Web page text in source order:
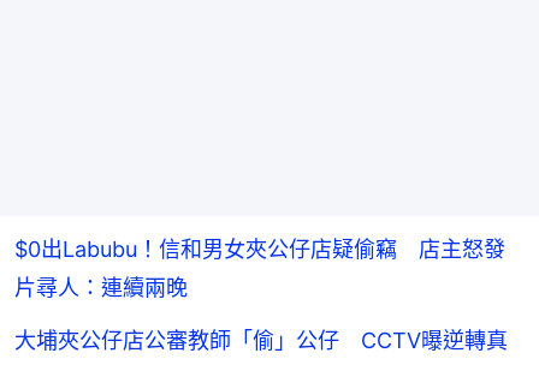
$0出Labubu！信和男女夾公仔店疑偷竊 店主怒發
片尋人：連續兩晚
大埔夾公仔店公審教師「偷」公仔 CCTV曝逆轉真